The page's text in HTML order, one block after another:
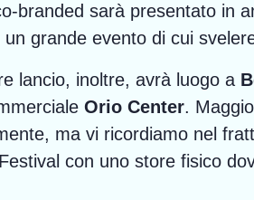
branded sarà presentato in
un grande evento di cui
lancio, inoltre, avrà luogo a
Orio Center.
ma vi ricordiamo nel
con uno store fisico